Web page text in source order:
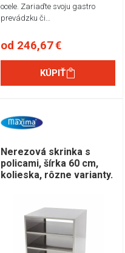
ocele. Zariaďte svoju gastro
prevádzku či…
od 246,67 €
KÚPIŤ
Nerezová skrinka s
policami, šírka 60 cm,
kolieska, rôzne varianty.